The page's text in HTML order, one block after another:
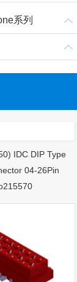
系列
IDC DIP Type
04-26Pin